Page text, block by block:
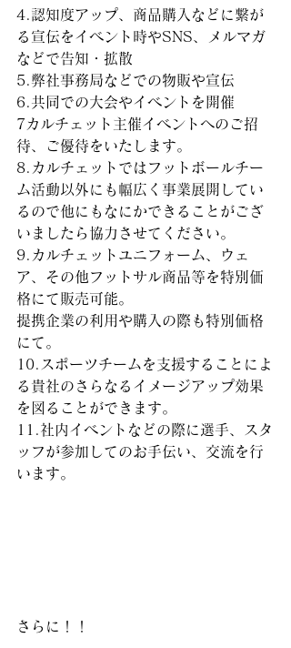
4.認知度アップ、商品購入などに繋が
る宣伝をイベント時やSNS、メルマガ
などで告知・拡散
5.弊社事務局などでの物販や宣伝
6.共同での大会やイベントを開催
7カルチェット主催イベントへのご招
待、ご優待をいたします。
8.カルチェットではフットボールチー
ム活動以外にも幅広く事業展開してい
るので他にもなにかできることがござ
いましたら協力させてください。
9.カルチェットユニフォーム、ウェ
ア、その他フットサル商品等を特別価
格にて販売可能。
提携企業の利用や購入の際も特別価格
にて。
10.スポーツチームを支援することによ
る貴社のさらなるイメージアップ効果
を図ることができます。
11.社内イベントなどの際に選手、スタ
ッフが参加してのお手伝い、交流を行
います。
さらに！！